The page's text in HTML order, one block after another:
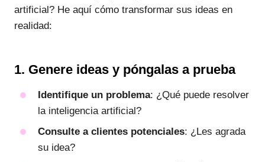
artificial? He aquí cómo transformar sus ideas en
realidad:
1. Genere ideas y póngalas a prueba
Identifique un problema: ¿Qué puede resolver
la inteligencia artificial?
Consulte a clientes potenciales: ¿Les agrada
su idea?